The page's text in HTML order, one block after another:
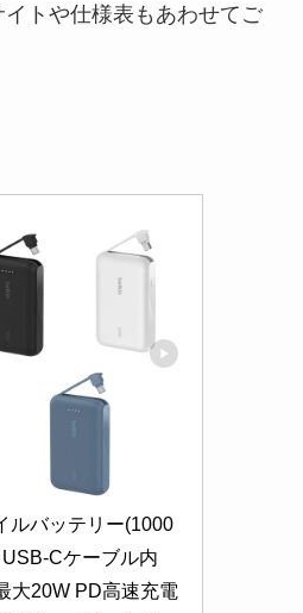
トや仕様表もあわせてご
ルバッテリー(1000
Cケーブル内
大20W PD高速充電